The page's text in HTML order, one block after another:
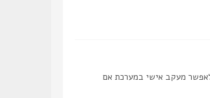
לאפשר מעקב אישי במערכת אם